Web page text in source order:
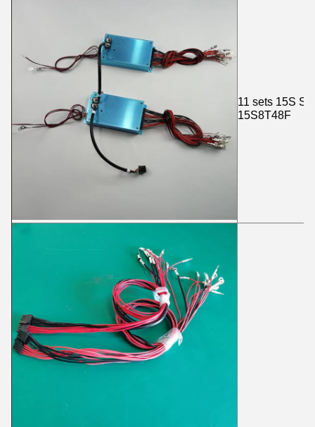
11 sets 15S
15S8T48F